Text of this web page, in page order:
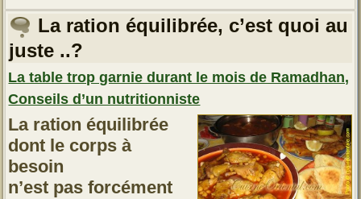
peau
est
épiderme »
La ration équilibrée, c’est quoi au
juste ..?
La table trop garnie durant le mois de Ramadhan,
Conseils d’un nutritionniste
La ration équilibrée
dont le corps à
besoin
n’est pas forcément